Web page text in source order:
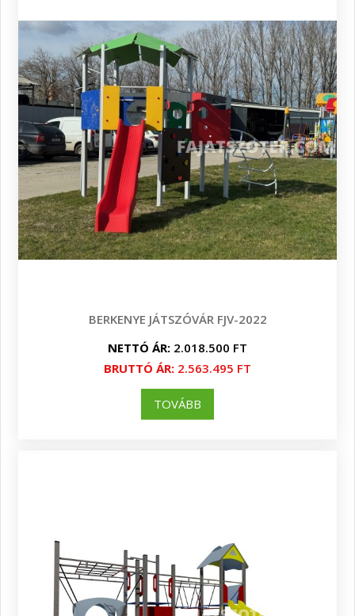
BERKENYE JÁTSZÓVÁR FJV-2022
NETTÓ ÁR: 2.018.500 FT
BRUTTÓ ÁR: 2.563.495 FT
TOVÁBB